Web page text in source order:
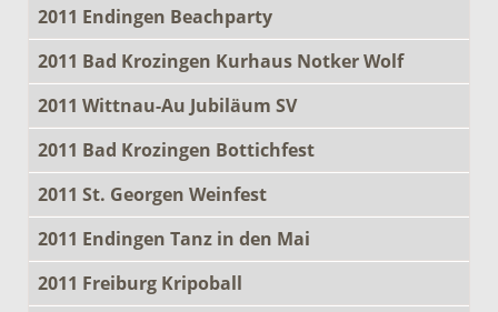
2011 Endingen Beachparty
2011 Bad Krozingen Kurhaus Notker Wolf
2011 Wittnau-Au Jubiläum SV
2011 Bad Krozingen Bottichfest
2011 St. Georgen Weinfest
2011 Endingen Tanz in den Mai
2011 Freiburg Kripoball